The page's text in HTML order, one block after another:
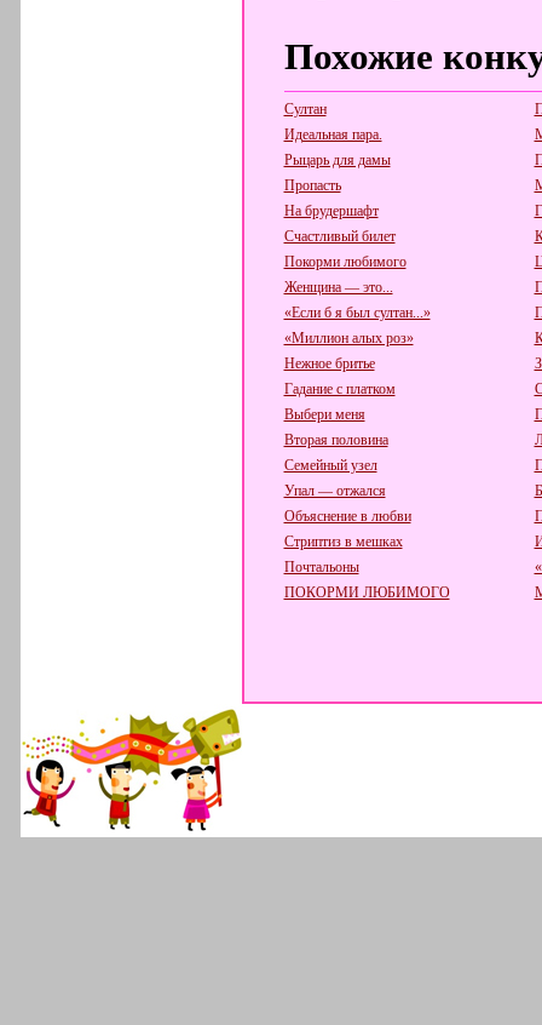
Похожие
Султан
Идеальная пара.
Рыцарь для дамы
Пропасть
На брудершафт
Счастливый билет
Покорми любимого
Женщина — это...
«Если б я был султан...»
«Миллион алых роз»
Нежное бритье
Гадание с платком
Выбери меня
Вторая половина
Семейный узел
Упал — отжался
Объяснение в любви
Стриптиз в мешках
Почтальоны
ПОКОРМИ ЛЮБИМОГО